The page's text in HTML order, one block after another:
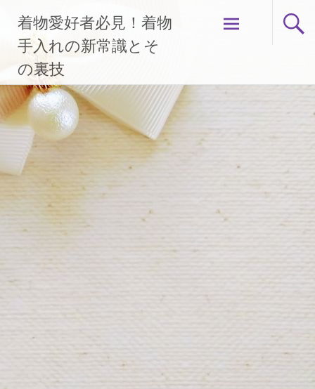
へ
ス
キ
着物愛好者必見！着物
手入れの新常識とそ
の裏技